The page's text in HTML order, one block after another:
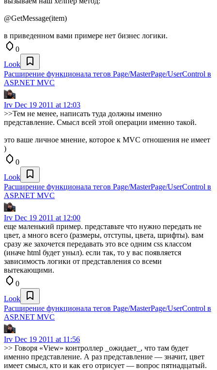
@GetMessage(item)
в приведенном вами примере нет бизнес логики.
0
Look
Расширение функционала тегов Page/MasterPage/UserControl в
ASP.NET MVC
Irv Dec 19 2011 at 12:03
>>Тем не менее, написать туда должны именно
представление. Смысл всей этой операции именно такой.
это ваше личное мнение, которое к MVC отношения не имеет
)
0
Look
Расширение функционала тегов Page/MasterPage/UserControl в
ASP.NET MVC
Irv Dec 19 2011 at 12:00
еще маленький пример. представьте что нужно передать не
цвет, а много всего (размеры, отступы, цвета, шрифты). вам
сразу же захочется передавать это все одним css классом
(иначе html будет уныл). если так, то у вас появляется
зависимость логики от представления со всеми
вытекающими.
0
Look
Расширение функционала тегов Page/MasterPage/UserControl в
ASP.NET MVC
Irv Dec 19 2011 at 11:56
>> Говоря «View» контроллер _ожидает_, что там будет
именно представление. А раз представление — значит, цвет
имеет смысл, кто и как его отрисует — вопрос пятнадцатый.